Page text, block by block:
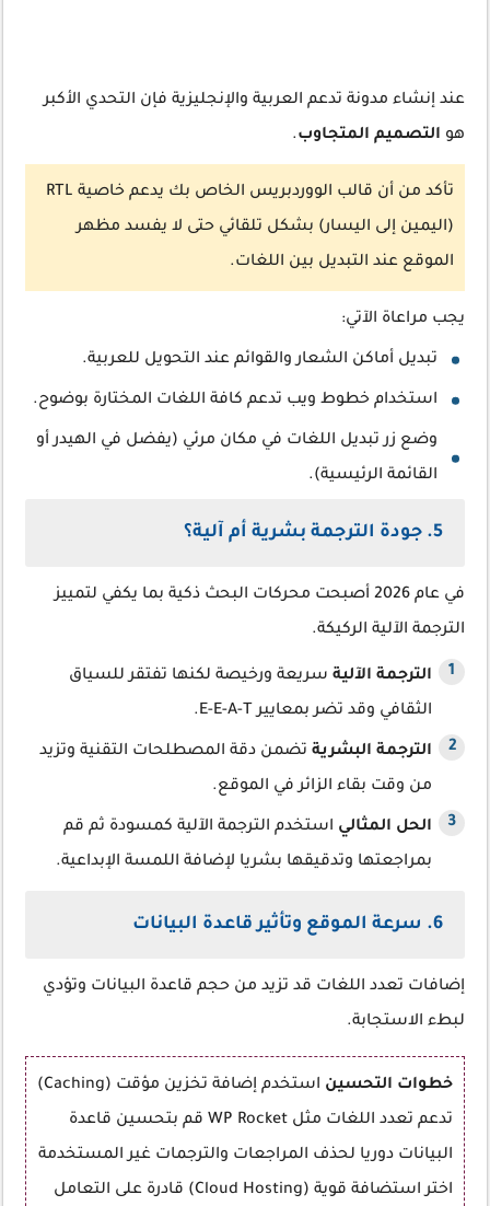
عند إنشاء مدونة تدعم العربية والإنجليزية فإن التحدي الأكبر
هو التصميم المتجاوب.
تأكد من أن قالب الووردبريس الخاص بك يدعم خاصية RTL
(اليمين إلى اليسار) بشكل تلقائي حتى لا يفسد مظهر
الموقع عند التبديل بين اللغات.
يجب مراعاة الآتي:
تبديل أماكن الشعار والقوائم عند التحويل للعربية.
استخدام خطوط ويب تدعم كافة اللغات المختارة بوضوح.
وضع زر تبديل اللغات في مكان مرئي (يفضل في الهيدر أو
القائمة الرئيسية).
5. جودة الترجمة بشرية أم آلية؟
في عام 2026 أصبحت محركات البحث ذكية بما يكفي لتمييز
الترجمة الآلية الركيكة.
الترجمة الآلية سريعة ورخيصة لكنها تفتقر للسياق
الثقافي وقد تضر بمعايير E-E-A-T.
الترجمة البشرية تضمن دقة المصطلحات التقنية وتزيد
من وقت بقاء الزائر في الموقع.
الحل المثالي استخدم الترجمة الآلية كمسودة ثم قم
بمراجعتها وتدقيقها بشريا لإضافة اللمسة الإبداعية.
6. سرعة الموقع وتأثير قاعدة البيانات
إضافات تعدد اللغات قد تزيد من حجم قاعدة البيانات وتؤدي
لبطء الاستجابة.
خطوات التحسين
استخدم إضافة تخزين مؤقت (Caching)
تدعم تعدد اللغات مثل WP Rocket قم بتحسين قاعدة
البيانات دوريا لحذف المراجعات والترجمات غير المستخدمة
اختر استضافة قوية (Cloud Hosting) قادرة على التعامل